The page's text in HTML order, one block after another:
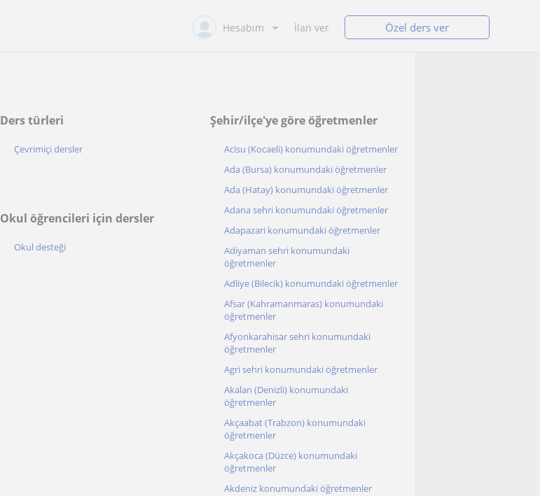
Hesabım İlan ver Özel ders ver
Ders türleri
Çevrimiçi dersler
Okul öğrencileri için dersler
Okul desteği
Şehir/ilçe'ye göre öğretmenler
Acisu (Kocaeli) konumundaki öğretmenler
Ada (Bursa) konumundaki öğretmenler
Ada (Hatay) konumundaki öğretmenler
Adana sehri konumundaki öğretmenler
Adapazari konumundaki öğretmenler
Adiyaman sehri konumundaki
öğretmenler
Adliye (Bilecik) konumundaki öğretmenler
Afsar (Kahramanmaras) konumundaki
öğretmenler
Afyonkarahisar sehri konumundaki
öğretmenler
Agri sehri konumundaki öğretmenler
Akalan (Denizli) konumundaki
öğretmenler
Akçaabat (Trabzon) konumundaki
öğretmenler
Akçakoca (Düzce) konumundaki
öğretmenler
Akdeniz konumundaki öğretmenler